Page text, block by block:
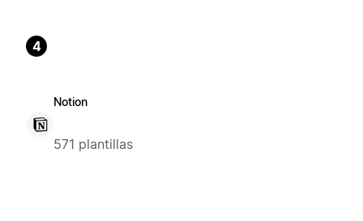
4
Notion
571 plantillas